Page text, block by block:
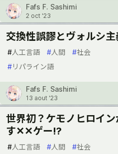
Fafs F. Sashimi
2 oct '23
交換性誤謬とヴォルシ主
#人工言語 #人間 #社会
#リパライン語
Fafs F. Sashimi
13 aout '23
世界初？ケモノヒロイ
す✕✕ゲー!?
#人工言語 #人間 #社会